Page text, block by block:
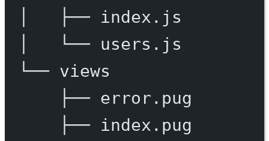
├──
index.js
└──
users.js
└── views
├── error.pug
├──
index.pug